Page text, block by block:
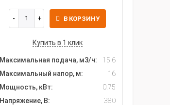
В КОРЗИНУ
Купить в 1 клик
Максимальная подача, м3/ч:
15.6
Максимальный напор, м:
16
Мощность, кВт:
0.75
Напряжение, В:
380